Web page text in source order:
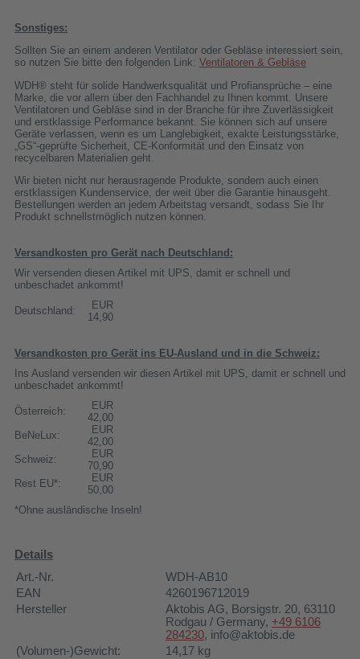
Sonstiges:
Sollten Sie an einem anderen Ventilator oder Gebläse interessiert sein,
so nutzen Sie bitte den folgenden Link: Ventilatoren & Gebläse
WDH® steht für solide Handwerksqualität und Profiansprüche – eine
Marke, die vor allem über den Fachhandel zu Ihnen kommt. Unsere
Ventilatoren und Gebläse sind in der Branche für ihre Zuverlässigkeit
und erstklassige Performance bekannt. Sie können sich auf unsere
Geräte verlassen, wenn es um Langlebigkeit, exakte Leistungsstärke,
„GS“-geprüfte Sicherheit, CE-Konformität und den Einsatz von
recycelbaren Materialien geht.
Wir bieten nicht nur herausragende Produkte, sondern auch einen
erstklassigen Kundenservice, der weit über die Garantie hinausgeht.
Bestellungen werden an jedem Arbeitstag versandt, sodass Sie Ihr
Produkt schnellstmöglich nutzen können.
Versandkosten pro Gerät nach Deutschland:
Wir versenden diesen Artikel mit UPS, damit er schnell und
unbeschadet ankommt!
Deutschland:
EUR
14,90
Versandkosten pro Gerät ins EU-Ausland und in die Schweiz:
Ins Ausland versenden wir diesen Artikel mit UPS, damit er schnell und
unbeschadet ankommt!
Österreich:
EUR
42,00
BeNeLux:
EUR
42,00
Schweiz:
EUR
70,90
Rest EU*:
EUR
50,00
*Ohne ausländische Inseln!
Details
Art.-Nr.
WDH-AB10
EAN
4260196712019
Hersteller
Aktobis AG, Borsigstr. 20, 63110
Rodgau / Germany, +49 6106
284230, info@aktobis.de
(Volumen-)Gewicht:
14,17 kg